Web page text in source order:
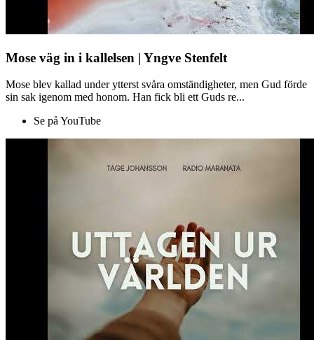
Mose väg in i kallelsen | Yngve Stenfelt
Mose blev kallad under ytterst svåra omständigheter, men Gud förde
sin sak igenom med honom. Han fick bli ett Guds re...
Se på YouTube